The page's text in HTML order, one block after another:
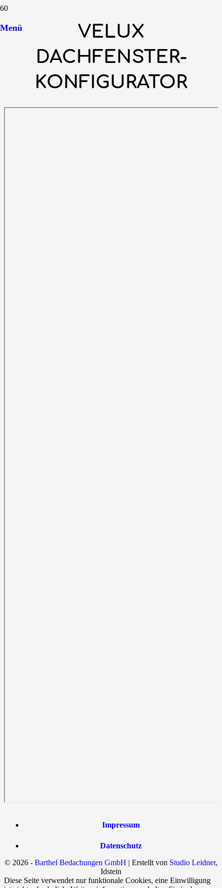
Menü
VELUX
DACHFENSTER-
KONFIGURATOR
Impressum
Datenschutz
© 2026 - Barthel Bedachungen GmbH | Erstellt von Studio Leidner,
Idstein
Diese Seite verwendet nur funktionale Cookies, eine Einwilligung